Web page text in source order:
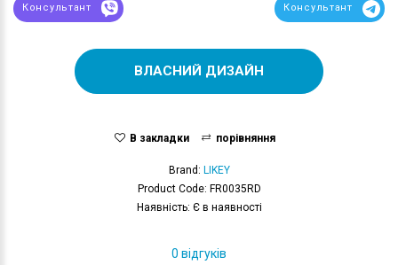
Консультант Консультант
ВЛАСНИЙ ДИЗАЙН
В закладки порівняння
Brand: LIKEY
Product Code: FR0035RD
Наявність: Є в наявності
0 відгуків